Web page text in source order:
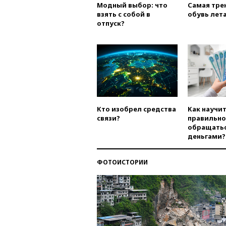
Модный выбор: что
взять с собой в
отпуск?
Самая
обувь
Кто изобрел средства
связи?
Как
правильно
деньгами?
ФОТОИСТОРИИ